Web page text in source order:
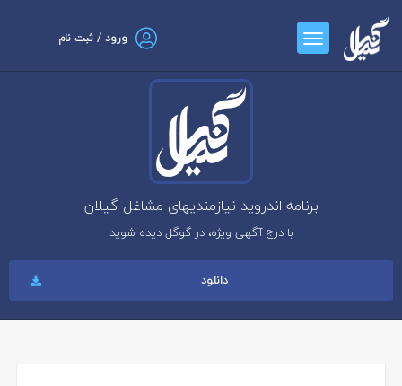
ورود / ثبت نام
برنامه اندروید نیازمندیهای مشاغل گیلان
با درج آگهی ویژه، در گوگل دیده شوید
دانلود